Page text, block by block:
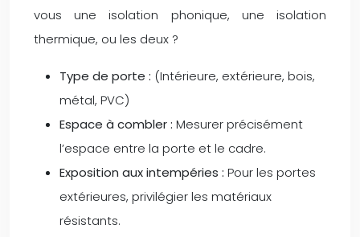
vous une isolation phonique, une isolation
thermique, ou les deux ?
Type de porte : (Intérieure, extérieure, bois,
métal, PVC)
Espace à combler : Mesurer précisément
l’espace entre la porte et le cadre.
Exposition aux intempéries : Pour les portes
extérieures, privilégier les matériaux
résistants.